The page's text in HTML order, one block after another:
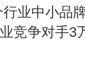
业中小品
业竞争对手3